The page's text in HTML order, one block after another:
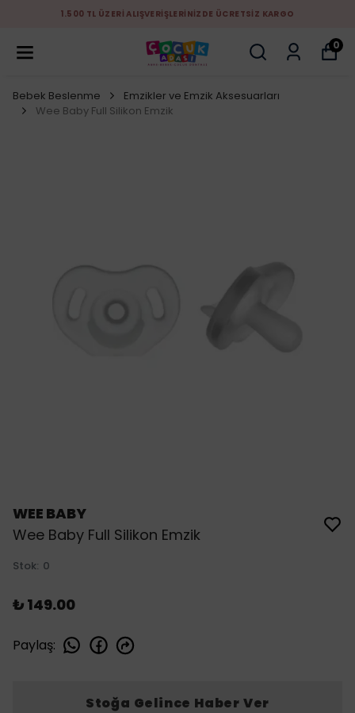
1.500 TL ÜZERİ ALIŞVERİŞLERİNİZDE ÜCRETSİZ KARGO
0
Bebek Beslenme
Emzikler ve Emzik Aksesuarları
Wee Baby Full Silikon Emzik
WEE BABY
Wee Baby Full Silikon Emzik
Stok: 0
₺ 149.00
Paylaş:
Stoğa Gelince Haber Ver